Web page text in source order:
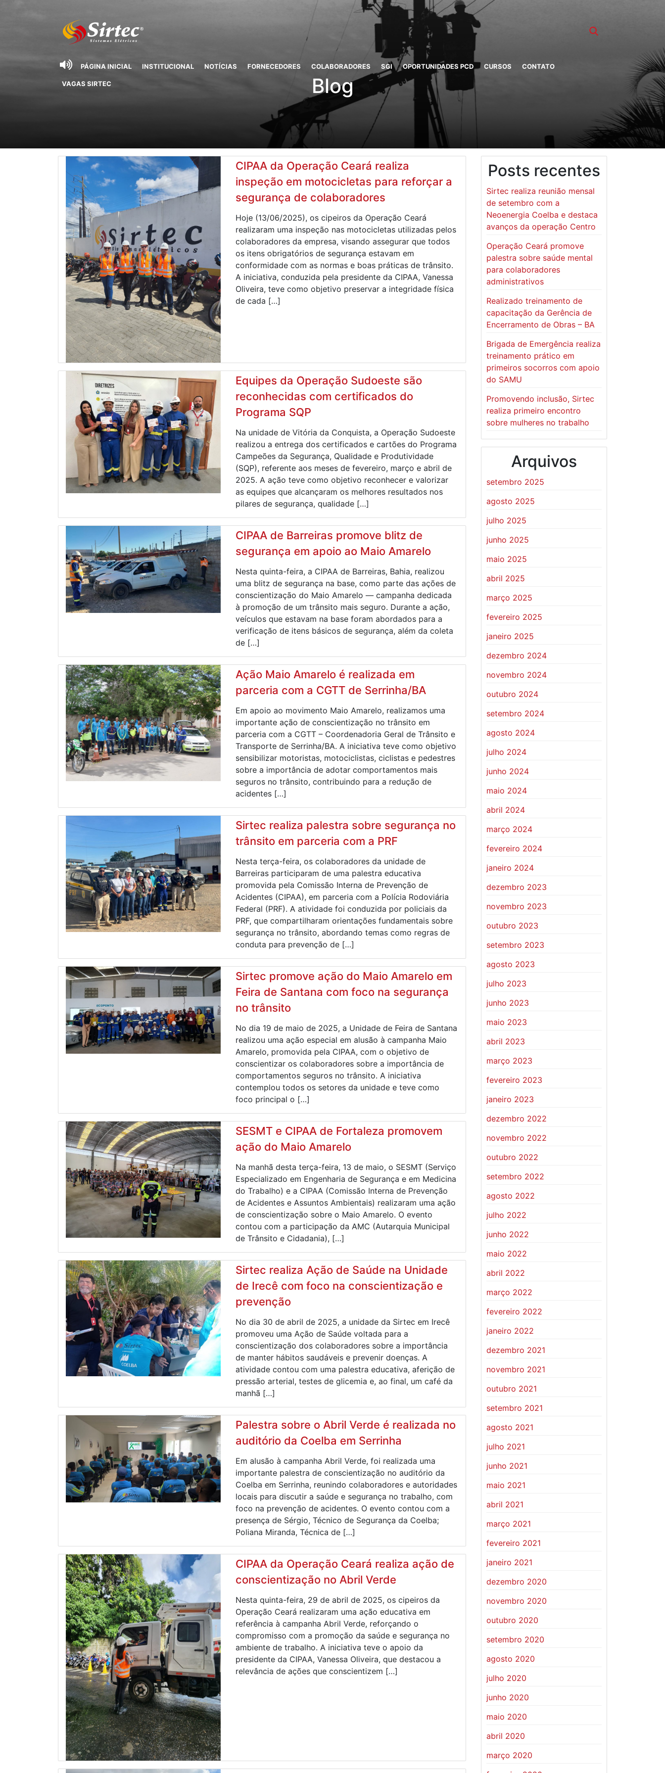
PÁGINA INICIAL INSTITUCIONAL NOTÍCIAS FORNECEDORES COLABORADORES SGI OPORTUNIDADES PCD CURSOS CONTATO
VAGAS SIRTEC Blog
CIPAA da Operação Ceará realiza
inspeção em motocicletas para reforçar a
segurança de colaboradores
Hoje (13/06/2025), os cipeiros da Operação Ceará
realizaram uma inspeção nas motocicletas utilizadas pelos
colaboradores da empresa, visando assegurar que todos
os itens obrigatórios de segurança estavam em
conformidade com as normas e boas práticas de trânsito.
A iniciativa, conduzida pela presidente da CIPAA, Vanessa
Oliveira, teve como objetivo preservar a integridade física
de cada […]
Equipes da Operação Sudoeste são
reconhecidas com certificados do
Programa SQP
Na unidade de Vitória da Conquista, a Operação Sudoeste
realizou a entrega dos certificados e cartões do Programa
Campeões da Segurança, Qualidade e Produtividade
(SQP), referente aos meses de fevereiro, março e abril de
2025. A ação teve como objetivo reconhecer e valorizar
as equipes que alcançaram os melhores resultados nos
pilares de segurança, qualidade […]
CIPAA de Barreiras promove blitz de
segurança em apoio ao Maio Amarelo
Nesta quinta-feira, a CIPAA de Barreiras, Bahia, realizou
uma blitz de segurança na base, como parte das ações de
conscientização do Maio Amarelo — campanha dedicada
à promoção de um trânsito mais seguro. Durante a ação,
veículos que estavam na base foram abordados para a
verificação de itens básicos de segurança, além da coleta
de […]
Ação Maio Amarelo é realizada em
parceria com a CGTT de Serrinha/BA
Em apoio ao movimento Maio Amarelo, realizamos uma
importante ação de conscientização no trânsito em
parceria com a CGTT – Coordenadoria Geral de Trânsito e
Transporte de Serrinha/BA. A iniciativa teve como objetivo
sensibilizar motoristas, motociclistas, ciclistas e pedestres
sobre a importância de adotar comportamentos mais
seguros no trânsito, contribuindo para a redução de
acidentes […]
Sirtec realiza palestra sobre segurança no
trânsito em parceria com a PRF
Nesta terça-feira, os colaboradores da unidade de
Barreiras participaram de uma palestra educativa
promovida pela Comissão Interna de Prevenção de
Acidentes (CIPAA), em parceria com a Polícia Rodoviária
Federal (PRF). A atividade foi conduzida por policiais da
PRF, que compartilharam orientações fundamentais sobre
segurança no trânsito, abordando temas como regras de
conduta para prevenção de […]
Sirtec promove ação do Maio Amarelo em
Feira de Santana com foco na segurança
no trânsito
No dia 19 de maio de 2025, a Unidade de Feira de Santana
realizou uma ação especial em alusão à campanha Maio
Amarelo, promovida pela CIPAA, com o objetivo de
conscientizar os colaboradores sobre a importância de
comportamentos seguros no trânsito. A iniciativa
contemplou todos os setores da unidade e teve como
foco principal o […]
SESMT e CIPAA de Fortaleza promovem
ação do Maio Amarelo
Na manhã desta terça-feira, 13 de maio, o SESMT (Serviço
Especializado em Engenharia de Segurança e em Medicina
do Trabalho) e a CIPAA (Comissão Interna de Prevenção
de Acidentes e Assuntos Ambientais) realizaram uma ação
de conscientização sobre o Maio Amarelo. O evento
contou com a participação da AMC (Autarquia Municipal
de Trânsito e Cidadania), […]
Sirtec realiza Ação de Saúde na Unidade
de Irecê com foco na conscientização e
prevenção
No dia 30 de abril de 2025, a unidade da Sirtec em Irecê
promoveu uma Ação de Saúde voltada para a
conscientização dos colaboradores sobre a importância
de manter hábitos saudáveis e prevenir doenças. A
atividade contou com uma palestra educativa, aferição de
pressão arterial, testes de glicemia e, ao final, um café da
manhã […]
Palestra sobre o Abril Verde é realizada no
auditório da Coelba em Serrinha
Em alusão à campanha Abril Verde, foi realizada uma
importante palestra de conscientização no auditório da
Coelba em Serrinha, reunindo colaboradores e autoridades
locais para discutir a saúde e segurança no trabalho, com
foco na prevenção de acidentes. O evento contou com a
presença de Sérgio, Técnico de Segurança da Coelba;
Poliana Miranda, Técnica de […]
CIPAA da Operação Ceará realiza ação de
conscientização no Abril Verde
Nesta quinta-feira, 29 de abril de 2025, os cipeiros da
Operação Ceará realizaram uma ação educativa em
referência à campanha Abril Verde, reforçando o
compromisso com a promoção da saúde e segurança no
ambiente de trabalho. A iniciativa teve o apoio da
presidente da CIPAA, Vanessa Oliveira, que destacou a
relevância de ações que conscientizem […]
Posts recentes
Sirtec realiza reunião mensal
de setembro com a
Neoenergia Coelba e destaca
avanços da operação Centro
Operação Ceará promove
palestra sobre saúde mental
para colaboradores
administrativos
Realizado treinamento de
capacitação da Gerência de
Encerramento de Obras – BA
Brigada de Emergência realiza
treinamento prático em
primeiros socorros com apoio
do SAMU
Promovendo inclusão, Sirtec
realiza primeiro encontro
sobre mulheres no trabalho
Arquivos
setembro 2025
agosto 2025
julho 2025
junho 2025
maio 2025
abril 2025
março 2025
fevereiro 2025
janeiro 2025
dezembro 2024
novembro 2024
outubro 2024
setembro 2024
agosto 2024
julho 2024
junho 2024
maio 2024
abril 2024
março 2024
fevereiro 2024
janeiro 2024
dezembro 2023
novembro 2023
outubro 2023
setembro 2023
agosto 2023
julho 2023
junho 2023
maio 2023
abril 2023
março 2023
fevereiro 2023
janeiro 2023
dezembro 2022
novembro 2022
outubro 2022
setembro 2022
agosto 2022
julho 2022
junho 2022
maio 2022
abril 2022
março 2022
fevereiro 2022
janeiro 2022
dezembro 2021
novembro 2021
outubro 2021
setembro 2021
agosto 2021
julho 2021
junho 2021
maio 2021
abril 2021
março 2021
fevereiro 2021
janeiro 2021
dezembro 2020
novembro 2020
outubro 2020
setembro 2020
agosto 2020
julho 2020
junho 2020
maio 2020
abril 2020
março 2020